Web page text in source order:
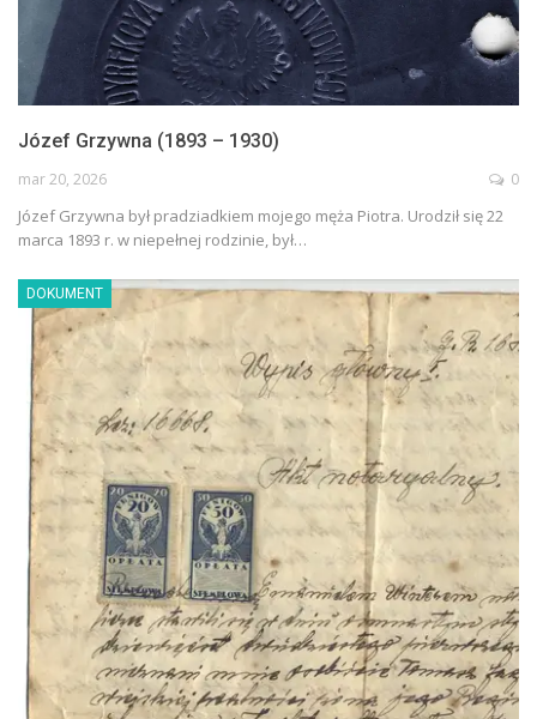
Józef Grzywna (1893 – 1930)
mar 20, 2026 0
Józef Grzywna był pradziadkiem mojego męża Piotra. Urodził się 22
marca 1893 r. w niepełnej rodzinie, był…
DOKUMENT